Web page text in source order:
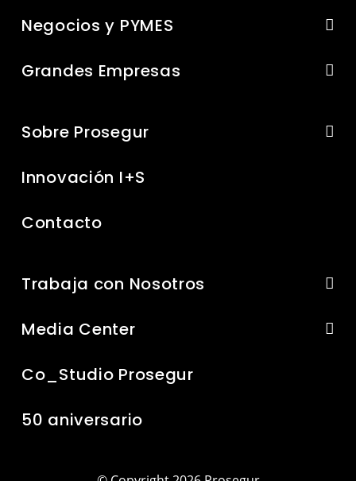
Negocios y PYMES
Grandes Empresas
Sobre Prosegur
Innovación I+S
Contacto
Trabaja con Nosotros
Media Center
Co_Studio Prosegur
50 aniversario